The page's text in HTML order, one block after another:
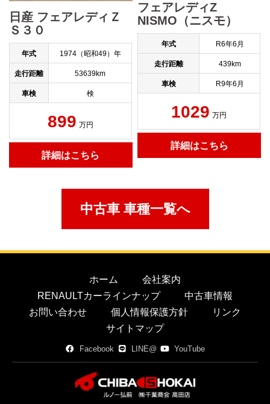
日産 フェアレディＺ
Ｓ３０
年式 1974（昭和49）年
走行距離 53639km
車検 検
899 万円
詳細はこちら
フェアレディZ
NISMO（ニスモ）
年式 R6年6月
走行距離 439km
車検 R9年6月
1029 万円
詳細はこちら
中古車 車種一覧へ
ホーム
会社案内
RENAULTカーラインナップ
中古車情報
お問い合わせ
個人情報保護方針
リンク
サイトマップ
Facebook LINE@ YouTube